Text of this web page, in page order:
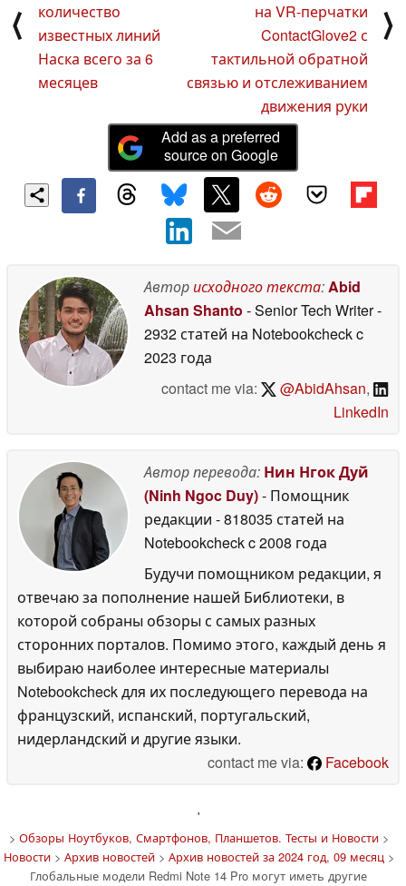
⟨
количество
известных линий
Наска всего за 6
месяцев
на VR-перчатки
ContactGlove2 с
тактильной обратной
связью и отслеживанием
движения руки
⟩
Add as a preferred
source on Google
Авторисходного текста: Abid
Ahsan Shanto - Senior Tech Writer-
2932 статей на Notebookcheckc
2023 года
contact me via:
@AbidAhsan,
LinkedIn
Автор перевода: Нин Нгок Дуй
(Ninh Ngoc Duy)- Помощник
редакции - 818035 статей на
Notebookcheckc 2008 года
Будучи помощником редакции, я
отвечаю за пополнение нашей Библиотеки, в
которой собраны обзоры с самых разных
сторонних порталов. Помимо этого, каждый день я
выбираю наиболее интересные материалы
Notebookcheck для их последующего перевода на
французский, испанский, португальский,
нидерландский и другие языки.
contact me via:
Facebook
'
> Обзоры Ноутбуков, Смартфонов, Планшетов. Тесты и Новости>
Новости> Архив новостей> Архив новостей за 2024 год, 09 месяц >
Глобальные модели Redmi Note 14 Pro могут иметь другие